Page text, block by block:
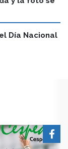
Día Nacional